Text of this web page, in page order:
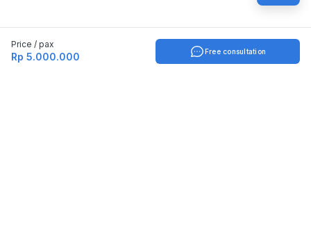
Price / pax
Rp 5.000.000 Free consultation